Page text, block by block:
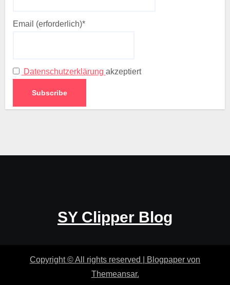
Email (erforderlich)*
Datenschutzerklärung akzeptiert
SY Clipper Blog
Copyright © All rights reserved Blogpaper von
Themeansar.